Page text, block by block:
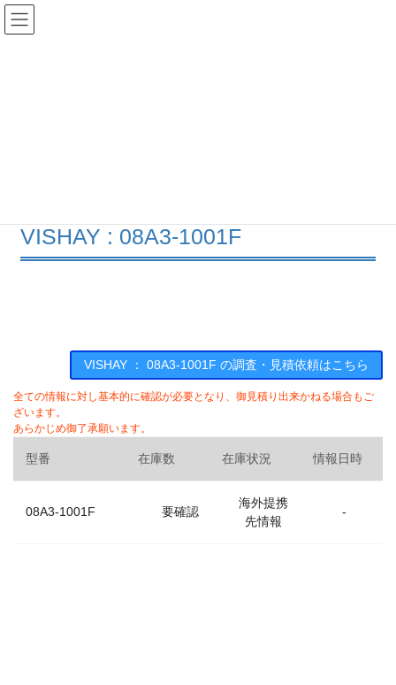
コ
ン
ナ
ビ
VISHAY : 08A3-1001F
VISHAY ： 08A3-1001F の調査・見積依頼はこちら
全ての情報に対し基本的に確認が必要となり、御見積り出来かねる場合もご
ざいます。
あらかじめ御了承願います。
型番 在庫数 在庫状況 情報日時
08A3-1001F 要確認
海外提携
先情報
-